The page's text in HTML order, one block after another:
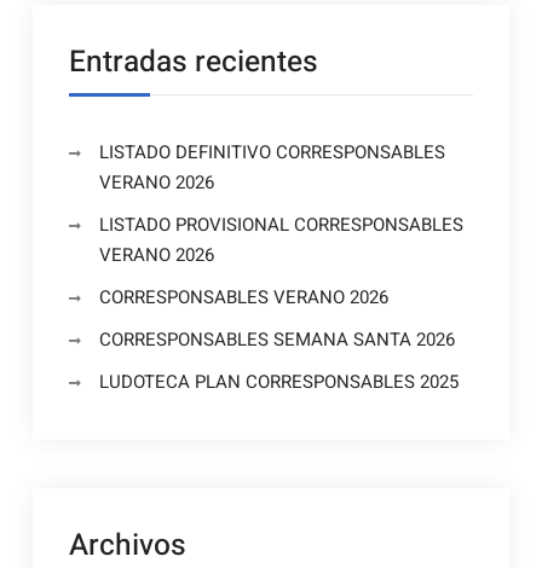
Entradas recientes
LISTADO DEFINITIVO CORRESPONSABLES
VERANO 2026
LISTADO PROVISIONAL CORRESPONSABLES
VERANO 2026
CORRESPONSABLES VERANO 2026
CORRESPONSABLES SEMANA SANTA 2026
LUDOTECA PLAN CORRESPONSABLES 2025
Archivos